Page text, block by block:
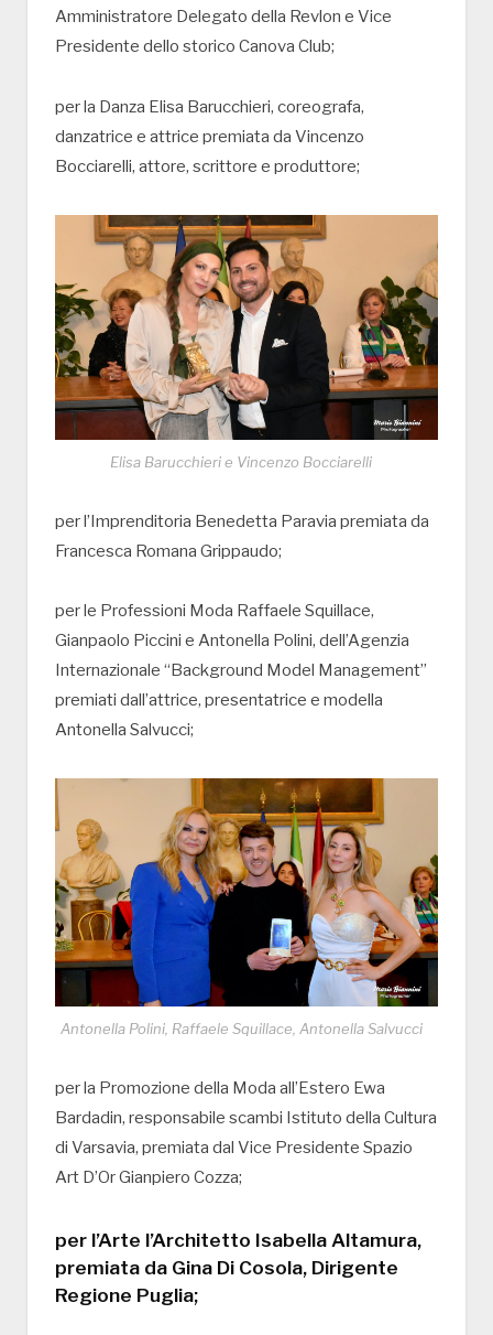
Amministratore Delegato della Revlon e Vice
Presidente dello storico Canova Club;
per la Danza Elisa Barucchieri, coreografa,
danzatrice e attrice premiata da Vincenzo
Bocciarelli, attore, scrittore e produttore;
Elisa Barucchieri e Vincenzo Bocciarelli
per l’Imprenditoria Benedetta Paravia premiata da
Francesca Romana Grippaudo;
per le Professioni Moda Raffaele Squillace,
Gianpaolo Piccini e Antonella Polini, dell’Agenzia
Internazionale “Background Model Management”
premiati dall’attrice, presentatrice e modella
Antonella Salvucci;
Antonella Polini, Raffaele Squillace, Antonella Salvucci
per la Promozione della Moda all’Estero Ewa
Bardadin, responsabile scambi Istituto della Cultura
di Varsavia, premiata dal Vice Presidente Spazio
Art D’Or Gianpiero Cozza;
per l’Arte l’Architetto Isabella Altamura,
premiata da Gina Di Cosola, Dirigente
Regione Puglia;